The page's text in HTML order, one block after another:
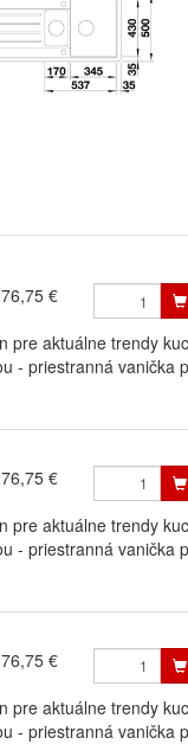
€
pre aktuálne trendy
- priestranná vanička
€
pre aktuálne trendy
- priestranná vanička
€
pre aktuálne trendy
- priestranná vanička